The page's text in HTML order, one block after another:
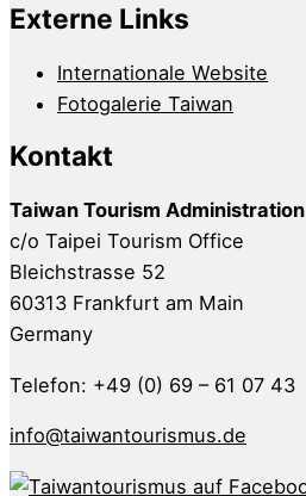
Externe Links
Internationale Website
Fotogalerie Taiwan
Kontakt
Taiwan Tourism Administration
c/o Taipei Tourism Office
Bleichstrasse 52
60313 Frankfurt am Main
Germany
Telefon: +49 (0) 69 – 61 07 43
info@taiwantourismus.de